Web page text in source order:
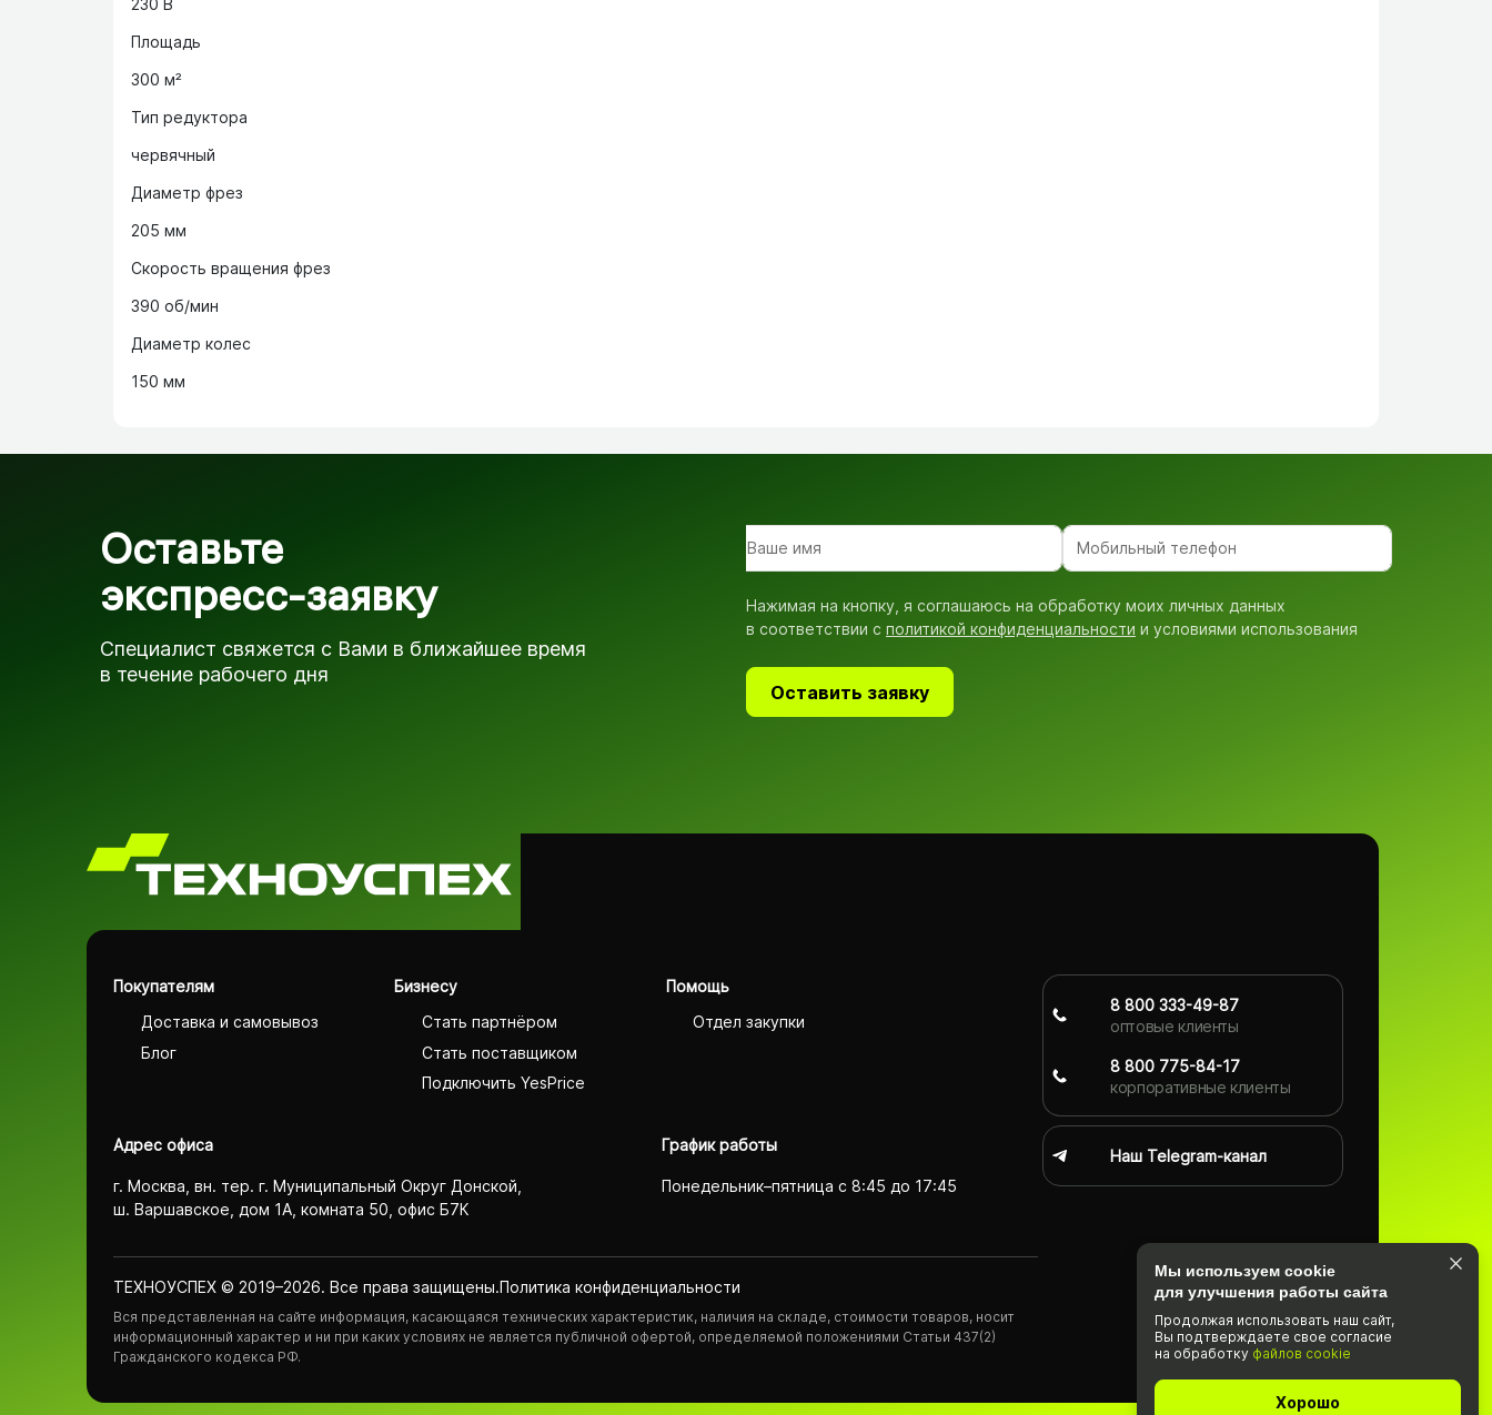
230 В
Площадь
300 м²
Тип редуктора
червячный
Диаметр фрез
205 мм
Скорость вращения фрез
390 об/мин
Диаметр колес
150 мм
Оставьте
экспресс-заявку
Специалист свяжется с Вами в ближайшее время
в течение рабочего дня
Нажимая на кнопку, я соглашаюсь на обработку моих личных данных
в соответствии с политикой конфиденциальности и условиями использования
Оставить заявку
Покупателям
Доставка и самовывоз
Блог
Бизнесу
Стать партнёром
Стать поставщиком
Подключить YesPrice
Помощь
Отдел закупки
Адрес офиса
г. Москва, вн. тер. г. Муниципальный Округ Донской,
ш. Варшавское, дом 1А, комната 50, офис Б7К
График работы
Понедельник–пятница с 8:45 до 17:45
ТЕХНОУСПЕХ © 2019–2026. Все права защищены.Политика конфиденциаль­ности
Вся представленная на сайте информация, касающаяся технических характеристик, наличия на складе, стоимости товаров, носит
информационный характер и ни при каких условиях не является публичной офертой, определяемой положениями Статьи 437(2)
Гражданского кодекса РФ.
8 800 333-49-87
оптовые клиенты
8 800 775-84-17
корпоративные клиенты
Наш Telegram-канал
Мы используем cookie
для улучшения работы сайта
Продолжая использовать наш cайт,
Вы подтвержда­ете свое согласие
на обработку файлов cookie
Хорошо